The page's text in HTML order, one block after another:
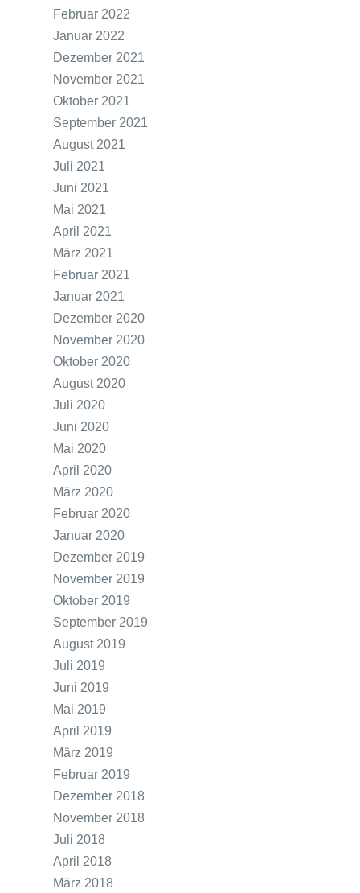
Februar 2022
Januar 2022
Dezember 2021
November 2021
Oktober 2021
September 2021
August 2021
Juli 2021
Juni 2021
Mai 2021
April 2021
März 2021
Februar 2021
Januar 2021
Dezember 2020
November 2020
Oktober 2020
August 2020
Juli 2020
Juni 2020
Mai 2020
April 2020
März 2020
Februar 2020
Januar 2020
Dezember 2019
November 2019
Oktober 2019
September 2019
August 2019
Juli 2019
Juni 2019
Mai 2019
April 2019
März 2019
Februar 2019
Dezember 2018
November 2018
Juli 2018
April 2018
März 2018